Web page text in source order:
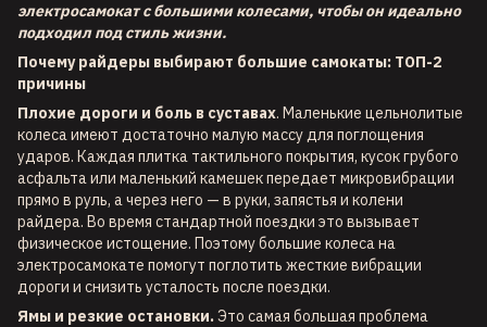
электросамокат с большими колесами, чтобы он идеально
подходил под стиль жизни.
Почему райдеры выбирают большие самокаты: ТОП-2
причины
Плохие дороги и боль в суставах. Маленькие цельнолитые
колеса имеют достаточно малую массу для поглощения
ударов. Каждая плитка тактильного покрытия, кусок грубого
асфальта или маленький камешек передает микровибрации
прямо в руль, а через него — в руки, запястья и колени
райдера. Во время стандартной поездки это вызывает
физическое истощение. Поэтому большие колеса на
электросамокате помогут поглотить жесткие вибрации
дороги и снизить усталость после поездки.
Ямы и резкие остановки.Это самая большая проблема